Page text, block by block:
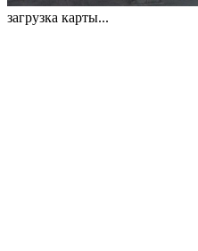
загрузка карты...